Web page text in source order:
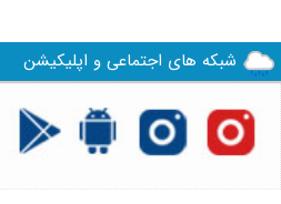
شبکه های اجتماعی و اپلیکیشن